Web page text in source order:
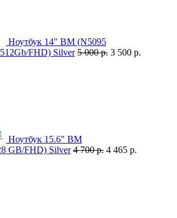
Ноутбук 14" BM (N5095
FHD) Silver 5 000 р. 3 500 р.
Ноутбук 15.6" BM
GB/FHD) Silver 4 700 р. 4 465 р.